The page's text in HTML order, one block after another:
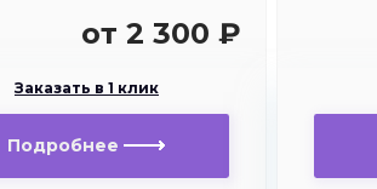
от 2 300 ₽
Заказать в 1 клик
Подробнее